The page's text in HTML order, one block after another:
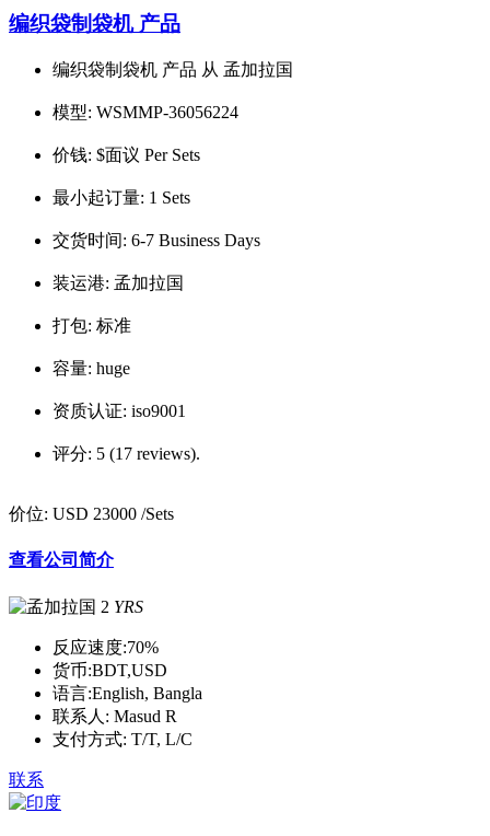
编织袋制袋机 产品
编织袋制袋机 产品 从 孟加拉国
模型: WSMMP-36056224
价钱: $面议 Per Sets
最小起订量: 1 Sets
交货时间: 6-7 Business Days
装运港: 孟加拉国
打包: 标准
容量: huge
资质认证: iso9001
评分: 5 (17 reviews).
价位: USD 23000 /Sets
查看公司简介
2 YRS
反应速度:70%
货币:BDT,USD
语言:English, Bangla
联系人: Masud R
支付方式: T/T, L/C
联系